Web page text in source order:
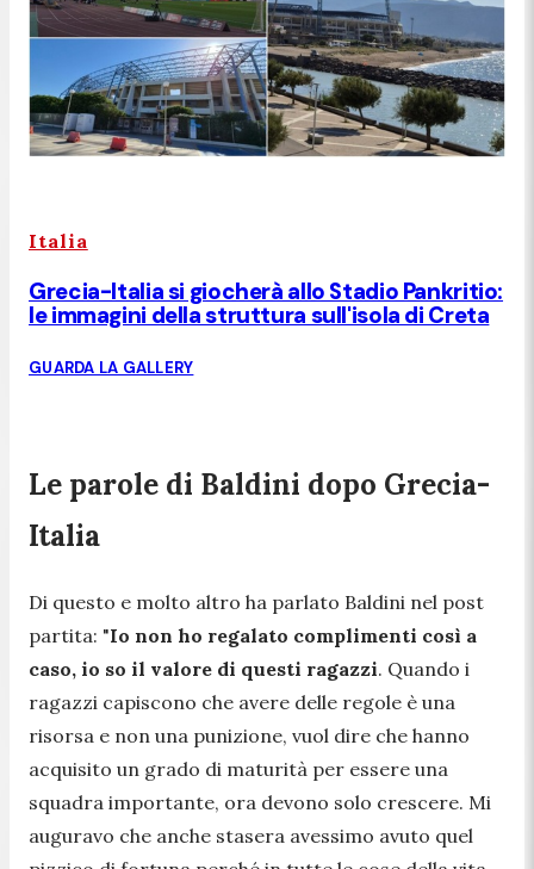
Italia
Grecia-Italia si giocherà allo Stadio Pankritio:
le immagini della struttura sull'isola di Creta
GUARDA LA GALLERY
Le parole di Baldini dopo Grecia-
Italia
Di questo e molto altro ha parlato Baldini nel post
partita: "Io non ho regalato complimenti così a
caso, io so il valore di questi ragazzi. Quando i
ragazzi capiscono che avere delle regole è una
risorsa e non una punizione, vuol dire che hanno
acquisito un grado di maturità per essere una
squadra importante, ora devono solo crescere. Mi
auguravo che anche stasera avessimo avuto quel